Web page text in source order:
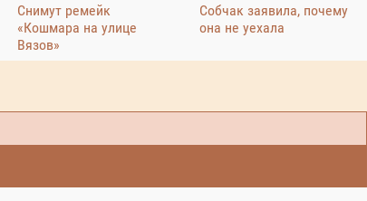
Снимут ремейк
«Кошмара на улице
Вязов»
Собчак заявила, почему
она не уехала